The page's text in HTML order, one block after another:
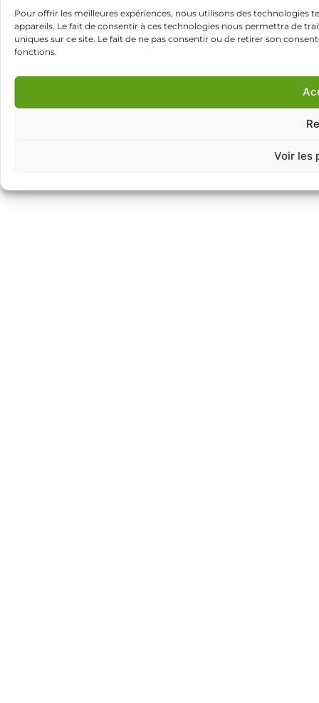
Pour offrir les meilleures expériences, nous utilisons des technologies
appareils. Le fait de consentir à ces technologies nous permettra de
uniques sur ce site. Le fait de ne pas consentir ou de retirer son
fonctions.
Voir les